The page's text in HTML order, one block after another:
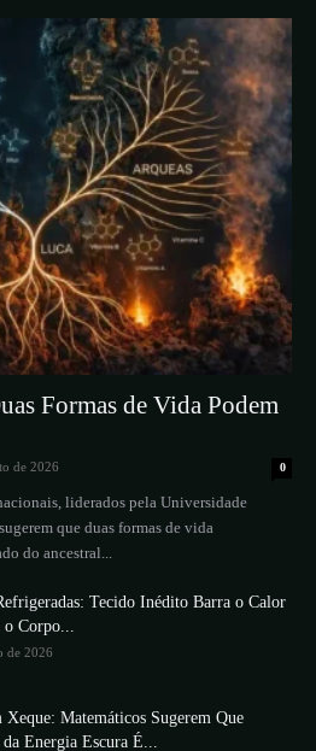
Formas de Vida Podem
de 2026 0
liderados pela Universidade
que duas formas de vida
do ancestral...
Tecido Inédito Barra o Calor
o Corpo...
de 2026
Xeque: Matemáticos Sugerem Que
da Energia Escura É...